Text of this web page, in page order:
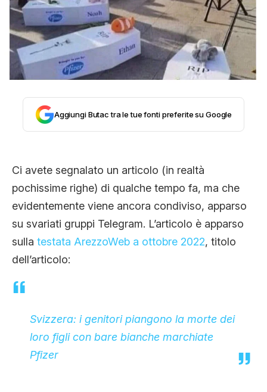
EDITORIALI
TRUFFE E SOCIAL NETWORK
CLIMA ED ENERGIA
CONTATTI
CHI SIAMO
Aggiungi Butac tra le tue fonti preferite su Google
Ci avete segnalato un articolo (in realtà
pochissime righe) di qualche tempo fa, ma che
evidentemente viene ancora condiviso, apparso
su svariati gruppi Telegram. L’articolo è apparso
sulla testata ArezzoWeb a ottobre 2022, titolo
dell’articolo:
Svizzera: i genitori piangono la morte dei
loro figli con bare bianche marchiate
Pfizer